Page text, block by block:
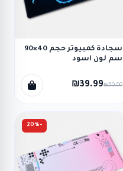
سجادة كمبيوتر حجم 40×90
سم لون اسود
₪39.99₪50.00
-20%